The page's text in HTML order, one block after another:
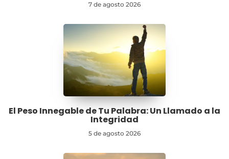
7 de agosto 2026
El Peso Innegable de Tu Palabra: Un Llamado a la
Integridad
5 de agosto 2026